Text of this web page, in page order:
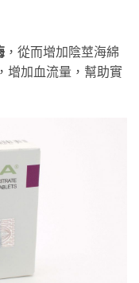
，從而增加陰莖海綿
增加血流量，幫助實